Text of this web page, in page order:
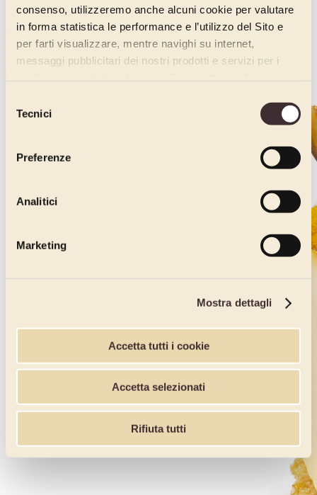
consenso, utilizzeremo anche alcuni cookie per valutare
in forma statistica le performance e l’utilizzo del Sito e
per farti visualizzare, mentre navighi su internet,
messaggi pubblicitari dei nostri prodotti e servizi per i
delTecnici
Preferenze
Analitici
Marketing
Mostra dettagli
Accetta tutti i cookie
Accetta selezionati
Rifiuta tutti